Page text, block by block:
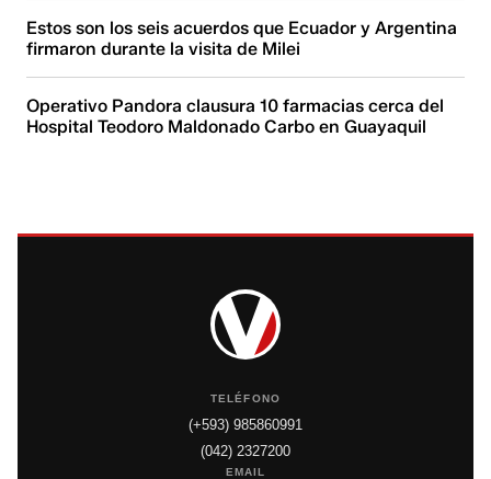
Estos son los seis acuerdos que Ecuador y Argentina
firmaron durante la visita de Milei
Operativo Pandora clausura 10 farmacias cerca del
Hospital Teodoro Maldonado Carbo en Guayaquil
TELÉFONO
(+593) 985860991
(042) 2327200
EMAIL